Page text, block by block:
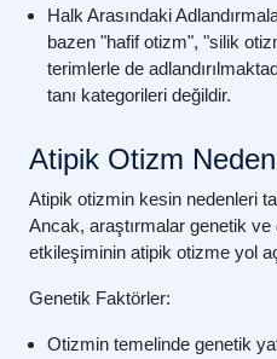
Halk Arasındaki
bazen "hafif otizm", "silik
terimlerle de
tanı kategorileri değildir.
Atipik Otizm
Atipik otizmin kesin nedenleri
Ancak, araştırmalar genetik
etkileşiminin atipik otizme yol
Genetik Faktörler:
Otizmin temelinde genetik